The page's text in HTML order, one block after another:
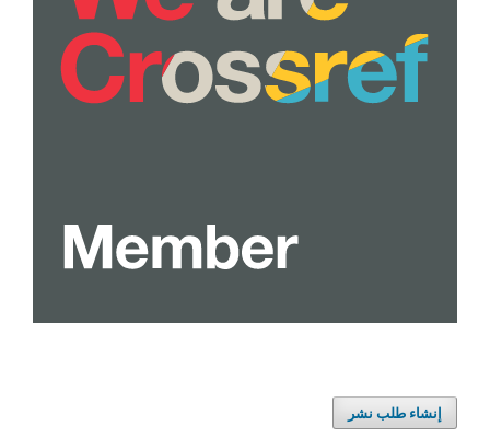
إنشاء طلب نشر